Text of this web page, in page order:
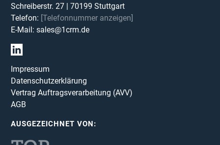
Schreiberstr. 27 |70199 Stuttgart
Telefon: [Telefonnummer anzeigen]
E-Mail:sales@1crm.de
Impressum
Datenschutzerklärung
Vertrag Auftragsverarbeitung (AVV)
AGB
AUSGEZEICHNET VON: